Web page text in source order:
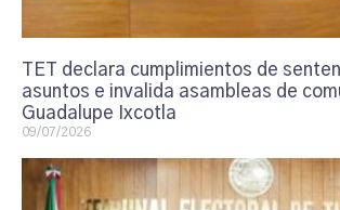
TET declara cumplimientos de
asuntos e invalida asambleas de
Guadalupe Ixcotla
09/07/2026